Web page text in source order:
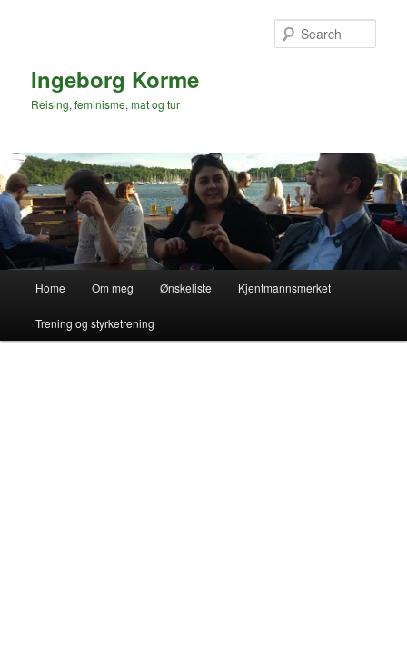
Ingeborg Korme
Reising, feminisme, mat og tur
Home Om meg Ønskeliste Kjentmannsmerket
Trening og styrketrening